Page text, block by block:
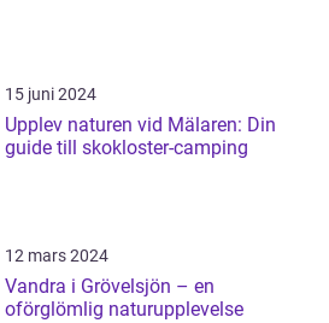
15 juni 2024
Upplev naturen vid Mälaren: Din
guide till skokloster-camping
12 mars 2024
Vandra i Grövelsjön – en
oförglömlig naturupplevelse